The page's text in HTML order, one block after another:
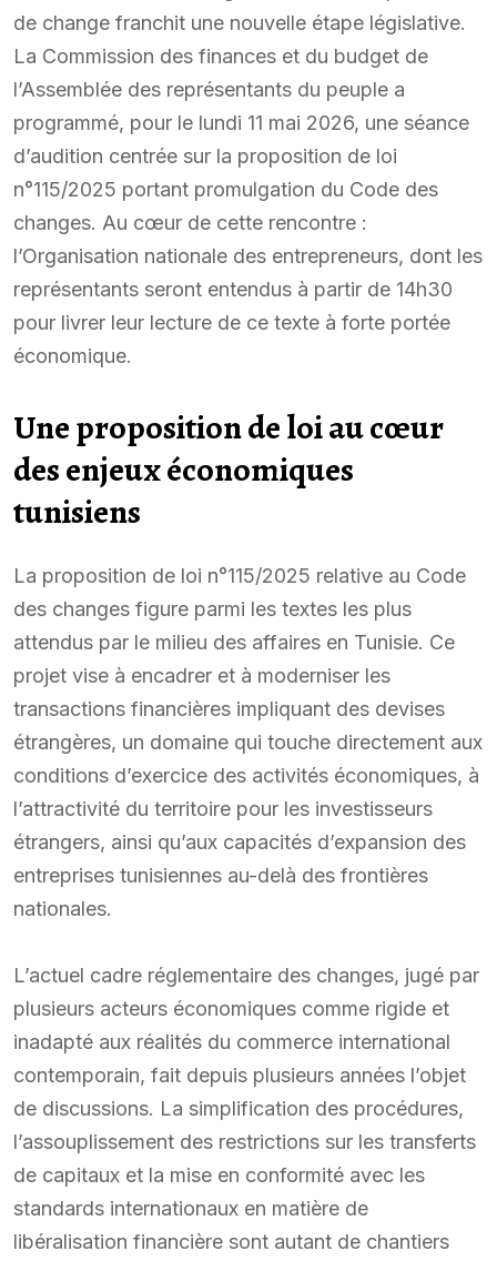
de change franchit une nouvelle étape législative.
La Commission des finances et du budget de
l’Assemblée des représentants du peuple a
programmé, pour le lundi 11 mai 2026, une séance
d’audition centrée sur la proposition de loi
n°115/2025 portant promulgation du Code des
changes. Au cœur de cette rencontre :
l’Organisation nationale des entrepreneurs, dont les
représentants seront entendus à partir de 14h30
pour livrer leur lecture de ce texte à forte portée
économique.
Une proposition de loi au cœur
des enjeux économiques
tunisiens
La proposition de loi n°115/2025 relative au Code
des changes figure parmi les textes les plus
attendus par le milieu des affaires en Tunisie. Ce
projet vise à encadrer et à moderniser les
transactions financières impliquant des devises
étrangères, un domaine qui touche directement aux
conditions d’exercice des activités économiques, à
l’attractivité du territoire pour les investisseurs
étrangers, ainsi qu’aux capacités d’expansion des
entreprises tunisiennes au-delà des frontières
nationales.
L’actuel cadre réglementaire des changes, jugé par
plusieurs acteurs économiques comme rigide et
inadapté aux réalités du commerce international
contemporain, fait depuis plusieurs années l’objet
de discussions. La simplification des procédures,
l’assouplissement des restrictions sur les transferts
de capitaux et la mise en conformité avec les
standards internationaux en matière de
libéralisation financière sont autant de chantiers